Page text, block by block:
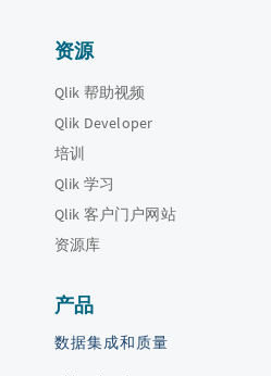
资源
Qlik 帮助视频
Qlik Developer
培训
Qlik 学习
Qlik 客户门户网站
资源库
产品
数据集成和质量